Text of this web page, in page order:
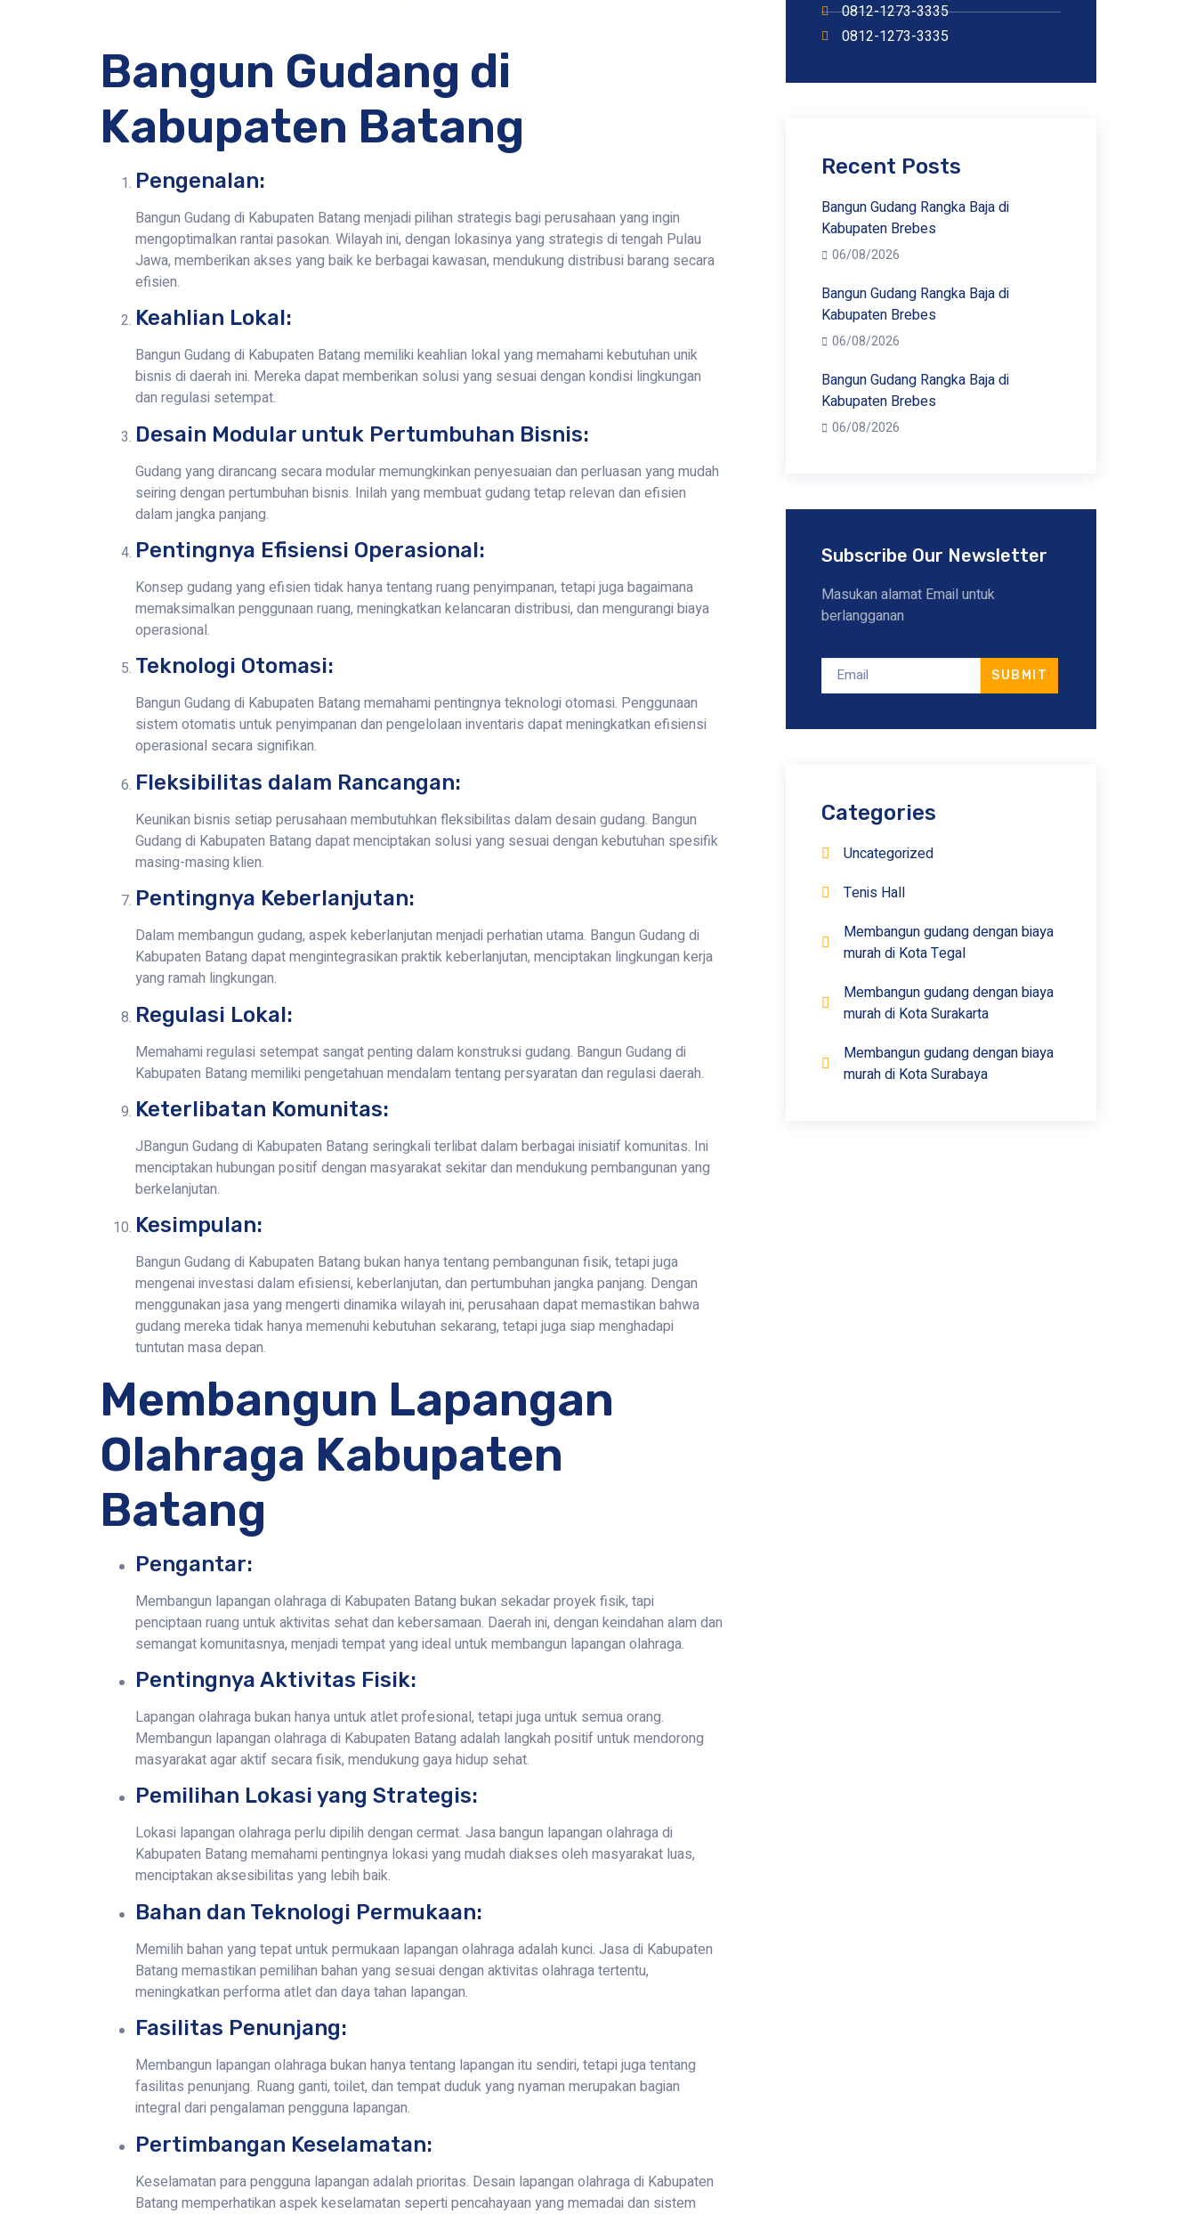
Bangun Gudang di
Kabupaten Batang
Pengenalan:
Bangun Gudang di Kabupaten Batang menjadi pilihan strategis bagi perusahaan yang ingin
mengoptimalkan rantai pasokan. Wilayah ini, dengan lokasinya yang strategis di tengah Pulau
Jawa, memberikan akses yang baik ke berbagai kawasan, mendukung distribusi barang secara
efisien.
Keahlian Lokal:
Bangun Gudang di Kabupaten Batang memiliki keahlian lokal yang memahami kebutuhan unik
bisnis di daerah ini. Mereka dapat memberikan solusi yang sesuai dengan kondisi lingkungan
dan regulasi setempat.
Desain Modular untuk Pertumbuhan Bisnis:
Gudang yang dirancang secara modular memungkinkan penyesuaian dan perluasan yang mudah
seiring dengan pertumbuhan bisnis. Inilah yang membuat gudang tetap relevan dan efisien
dalam jangka panjang.
Pentingnya Efisiensi Operasional:
Konsep gudang yang efisien tidak hanya tentang ruang penyimpanan, tetapi juga bagaimana
memaksimalkan penggunaan ruang, meningkatkan kelancaran distribusi, dan mengurangi biaya
operasional.
Teknologi Otomasi:
Bangun Gudang di Kabupaten Batang memahami pentingnya teknologi otomasi. Penggunaan
sistem otomatis untuk penyimpanan dan pengelolaan inventaris dapat meningkatkan efisiensi
operasional secara signifikan.
Fleksibilitas dalam Rancangan:
Keunikan bisnis setiap perusahaan membutuhkan fleksibilitas dalam desain gudang. Bangun
Gudang di Kabupaten Batang dapat menciptakan solusi yang sesuai dengan kebutuhan spesifik
masing-masing klien.
Pentingnya Keberlanjutan:
Dalam membangun gudang, aspek keberlanjutan menjadi perhatian utama. Bangun Gudang di
Kabupaten Batang dapat mengintegrasikan praktik keberlanjutan, menciptakan lingkungan kerja
yang ramah lingkungan.
Regulasi Lokal:
Memahami regulasi setempat sangat penting dalam konstruksi gudang. Bangun Gudang di
Kabupaten Batang memiliki pengetahuan mendalam tentang persyaratan dan regulasi daerah.
Keterlibatan Komunitas:
JBangun Gudang di Kabupaten Batang seringkali terlibat dalam berbagai inisiatif komunitas. Ini
menciptakan hubungan positif dengan masyarakat sekitar dan mendukung pembangunan yang
berkelanjutan.
Kesimpulan:
Bangun Gudang di Kabupaten Batang bukan hanya tentang pembangunan fisik, tetapi juga
mengenai investasi dalam efisiensi, keberlanjutan, dan pertumbuhan jangka panjang. Dengan
menggunakan jasa yang mengerti dinamika wilayah ini, perusahaan dapat memastikan bahwa
gudang mereka tidak hanya memenuhi kebutuhan sekarang, tetapi juga siap menghadapi
tuntutan masa depan.
Membangun Lapangan
Olahraga Kabupaten
Batang
Pengantar:
Membangun lapangan olahraga di Kabupaten Batang bukan sekadar proyek fisik, tapi
penciptaan ruang untuk aktivitas sehat dan kebersamaan. Daerah ini, dengan keindahan alam dan
semangat komunitasnya, menjadi tempat yang ideal untuk membangun lapangan olahraga.
Pentingnya Aktivitas Fisik:
Lapangan olahraga bukan hanya untuk atlet profesional, tetapi juga untuk semua orang.
Membangun lapangan olahraga di Kabupaten Batang adalah langkah positif untuk mendorong
masyarakat agar aktif secara fisik, mendukung gaya hidup sehat.
Pemilihan Lokasi yang Strategis:
Lokasi lapangan olahraga perlu dipilih dengan cermat. Jasa bangun lapangan olahraga di
Kabupaten Batang memahami pentingnya lokasi yang mudah diakses oleh masyarakat luas,
menciptakan aksesibilitas yang lebih baik.
Bahan dan Teknologi Permukaan:
Memilih bahan yang tepat untuk permukaan lapangan olahraga adalah kunci. Jasa di Kabupaten
Batang memastikan pemilihan bahan yang sesuai dengan aktivitas olahraga tertentu,
meningkatkan performa atlet dan daya tahan lapangan.
Fasilitas Penunjang:
Membangun lapangan olahraga bukan hanya tentang lapangan itu sendiri, tetapi juga tentang
fasilitas penunjang. Ruang ganti, toilet, dan tempat duduk yang nyaman merupakan bagian
integral dari pengalaman pengguna lapangan.
Pertimbangan Keselamatan:
Keselamatan para pengguna lapangan adalah prioritas. Desain lapangan olahraga di Kabupaten
Batang memperhatikan aspek keselamatan seperti pencahayaan yang memadai dan sistem
0812-1273-3335
0812-1273-3335
Recent Posts
Bangun Gudang Rangka Baja di
Kabupaten Brebes
06/08/2026
Bangun Gudang Rangka Baja di
Kabupaten Brebes
06/08/2026
Bangun Gudang Rangka Baja di
Kabupaten Brebes
06/08/2026
Subscribe Our Newsletter
Masukan alamat Email untuk
berlangganan
SUBMIT
Categories
Uncategorized
Tenis Hall
Membangun gudang dengan biaya
murah di Kota Tegal
Membangun gudang dengan biaya
murah di Kota Surakarta
Membangun gudang dengan biaya
murah di Kota Surabaya